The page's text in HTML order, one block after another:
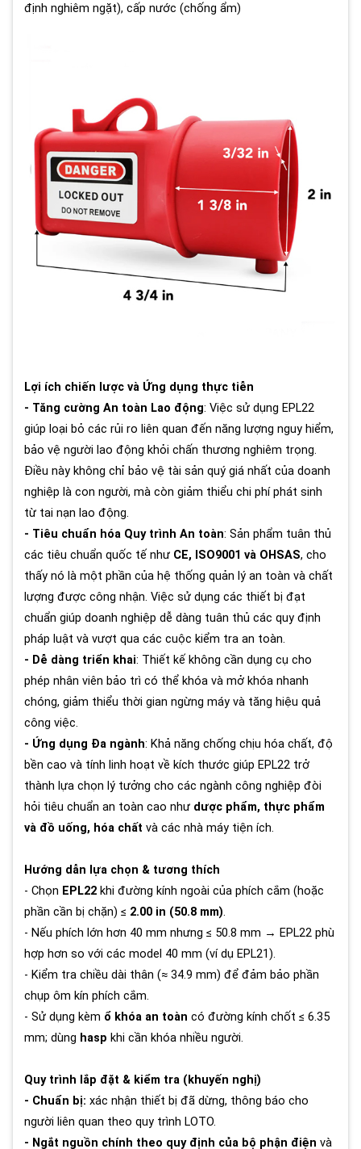
định nghiêm ngặt), cấp nước (chống ẩm)
Lợi ích chiến lược và Ứng dụng thực tiễn
- Tăng cường An toàn Lao động: Việc sử dụng EPL22
giúp loại bỏ các rủi ro liên quan đến năng lượng nguy hiểm,
bảo vệ người lao động khỏi chấn thương nghiêm trọng.
Điều này không chỉ bảo vệ tài sản quý giá nhất của doanh
nghiệp là con người, mà còn giảm thiểu chi phí phát sinh
từ tai nạn lao động.
- Tiêu chuẩn hóa Quy trình An toàn: Sản phẩm tuân thủ
các tiêu chuẩn quốc tế như CE, ISO9001 và OHSAS, cho
thấy nó là một phần của hệ thống quản lý an toàn và chất
lượng được công nhận. Việc sử dụng các thiết bị đạt
chuẩn giúp doanh nghiệp dễ dàng tuân thủ các quy định
pháp luật và vượt qua các cuộc kiểm tra an toàn.
- Dễ dàng triển khai: Thiết kế không cần dụng cụ cho
phép nhân viên bảo trì có thể khóa và mở khóa nhanh
chóng, giảm thiểu thời gian ngừng máy và tăng hiệu quả
công việc.
- Ứng dụng Đa ngành: Khả năng chống chịu hóa chất, độ
bền cao và tính linh hoạt về kích thước giúp EPL22 trở
thành lựa chọn lý tưởng cho các ngành công nghiệp đòi
hỏi tiêu chuẩn an toàn cao như dược phẩm, thực phẩm
và đồ uống, hóa chất và các nhà máy tiện ích.
Hướng dẫn lựa chọn & tương thích
- Chọn EPL22 khi đường kính ngoài của phích cắm (hoặc
phần cần bị chặn) ≤ 2.00 in (50.8 mm).
- Nếu phích lớn hơn 40 mm nhưng ≤ 50.8 mm → EPL22 phù
hợp hơn so với các model 40 mm (ví dụ EPL21).
- Kiểm tra chiều dài thân (≈ 34.9 mm) để đảm bảo phần
chụp ôm kín phích cắm.
- Sử dụng kèm ổ khóa an toàn có đường kính chốt ≤ 6.35
mm; dùng hasp khi cần khóa nhiều người.
Quy trình lắp đặt & kiểm tra (khuyến nghị)
- Chuẩn bị: xác nhận thiết bị đã dừng, thông báo cho
người liên quan theo quy trình LOTO.
- Ngắt nguồn chính theo quy định của bộ phận điện và